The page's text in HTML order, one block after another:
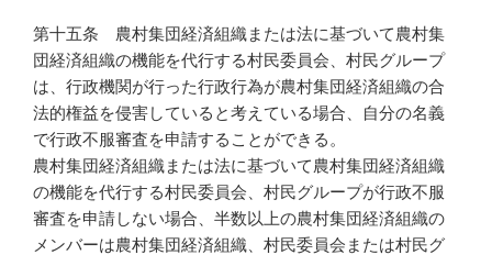
第十五条 農村集団経済組織または法に基づいて農村集
団経済組織の機能を代行する村民委員会、村民グループ
は、行政機関が行った行政行為が農村集団経済組織の合
法的権益を侵害していると考えている場合、自分の名義
で行政不服審査を申請することができる。
農村集団経済組織または法に基づいて農村集団経済組織
の機能を代行する村民委員会、村民グループが行政不服
審査を申請しない場合、半数以上の農村集団経済組織の
メンバーは農村集団経済組織、村民委員会または村民グ